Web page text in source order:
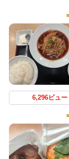
6,296ビュー